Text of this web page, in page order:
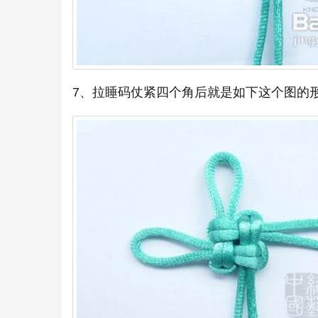
7、拉睡码仗紧四个角后就是如下这个图的